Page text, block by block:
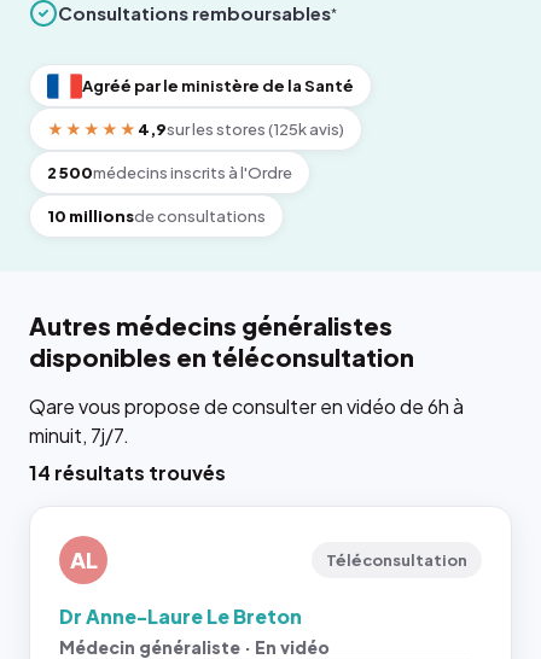
Consultations remboursables*
Agréé par le ministère de la Santé
★★★★★ 4,9sur les stores (125k avis)
2 500médecins inscrits à l'Ordre
10 millionsde consultations
Autres médecins généralistes
disponibles en téléconsultation
Qare vous propose de consulter en vidéo de 6h à
minuit, 7j/7.
14 résultats trouvés
AL Téléconsultation
Dr Anne-Laure Le Breton
Médecin généraliste · En vidéo